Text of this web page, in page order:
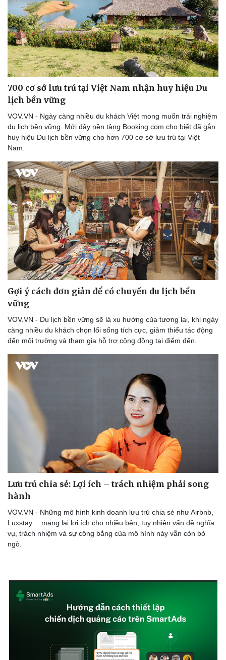
Văn hóa
Sân khấu - Điện ảnh
Văn học
Giải trí
Nghệ sĩ
Podcast
700 cơ sở lưu trú tại Việt Nam nhận huy hiệu Du
lịch bền vững
VOV.VN - Ngày càng nhiều du khách Việt mong muốn trải nghiệm
du lịch bền vững. Mới đây nền tảng Booking.com cho biết đã gắn
huy hiệu Du lịch bền vững cho hơn 700 cơ sở lưu trú tại Việt
Nam.
Gợi ý cách đơn giản để có chuyến du lịch bền
vững
VOV.VN - Du lịch bền vững sẽ là xu hướng của tương lai, khi ngày
càng nhiều du khách chọn lối sống tích cực, giảm thiểu tác động
đến môi trường và tham gia hỗ trợ cộng đồng tại điểm đến.
Lưu trú chia sẻ: Lợi ích – trách nhiệm phải song
hành
VOV.VN - Những mô hình kinh doanh lưu trú chia sẻ như Airbnb,
Luxstay… mang lại lợi ích cho nhiều bên, tuy nhiên vấn đề nghĩa
vụ, trách nhiệm và sự công bằng của mô hình này vẫn còn bỏ
ngỏ.